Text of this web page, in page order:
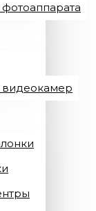
видеокамер